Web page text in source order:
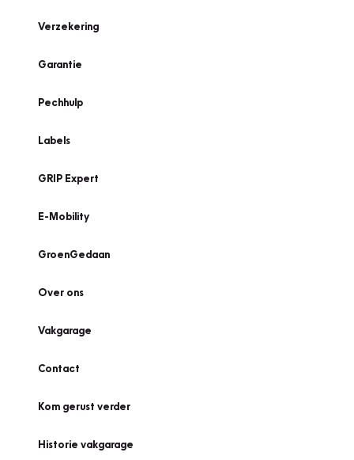
Verzekering
Garantie
Pechhulp
Labels
GRIP Expert
E-Mobility
GroenGedaan
Over ons
Vakgarage
Contact
Kom gerust verder
Historie vakgarage